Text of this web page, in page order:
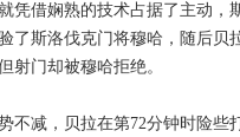
借娴熟的技术占据了主动，
了斯洛伐克门将穆哈，随后
射门却被穆哈拒绝。
减，贝拉在第72分钟时险些